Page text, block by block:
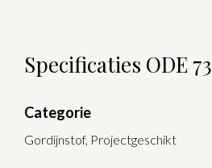
Specificaties ODE 73
Categorie
Gordijnstof, Projectgeschikt